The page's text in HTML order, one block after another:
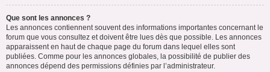
Que sont les annonces ?
Les annonces contiennent souvent des informations importantes concernant le
forum que vous consultez et doivent être lues dès que possible. Les annonces
apparaissent en haut de chaque page du forum dans lequel elles sont
publiées. Comme pour les annonces globales, la possibilité de publier des
annonces dépend des permissions définies par l’administrateur.